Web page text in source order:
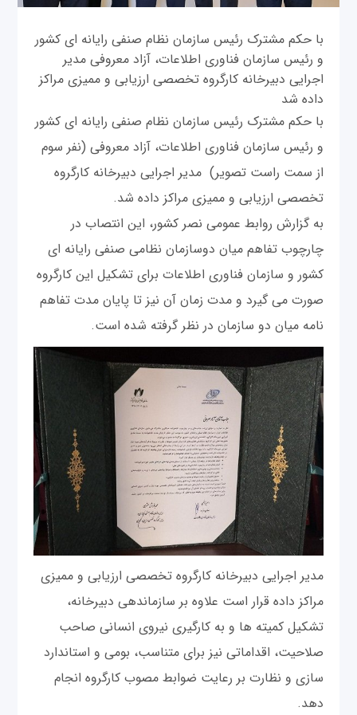
با حکم مشترک رئیس سازمان نظام صنفی رایانه ای کشور
و رئیس سازمان فناوری اطلاعات، آزاد معروفی مدیر
اجرایی دبیرخانه کارگروه تخصصی ارزیابی و ممیزی مراکز
داده شد
با حکم مشترک رئیس سازمان نظام صنفی رایانه ای کشور
و رئیس سازمان فناوری اطلاعات، آزاد معروفی (نفر سوم
از سمت راست تصویر) مدیر اجرایی دبیرخانه کارگروه
تخصصی ارزیابی و ممیزی مراکز داده شد.
به گزارش روابط عمومی نصر کشور، این انتصاب در
چارچوب تفاهم میان دوسازمان نظامی صنفی رایانه ای
کشور و سازمان فناوری اطلاعات برای تشکیل این کارگروه
صورت می گیرد و مدت زمان آن نیز تا پایان مدت تفاهم
نامه میان دو سازمان در نظر گرفته شده است.
مدیر اجرایی دبیرخانه کارگروه تخصصی ارزیابی و ممیزی
مراکز داده قرار است علاوه بر سازماندهی دبیرخانه،
تشکیل کمیته ها و به کارگیری نیروی انسانی صاحب
صلاحیت، اقداماتی نیز برای متناسب، بومی و استاندارد
سازی و نظارت بر رعایت ضوابط مصوب کارگروه انجام
دهد.